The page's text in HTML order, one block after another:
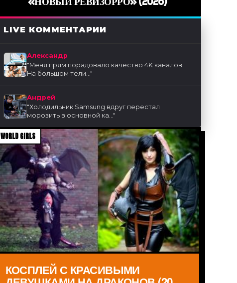
LIVE КОММЕНТАРИИ
Александр
"Меня прям порадовало качество 4K каналов.
На большом тели..."
Андрей
"Холодильник Samsung вдруг перестал
морозить в основной ка..."
WORLD GIRLS
КОСПЛЕЙ С КРАСИВЫМИ